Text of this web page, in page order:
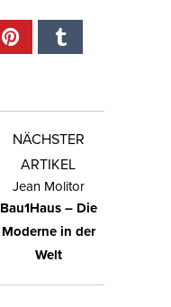
NÄCHSTER
ARTIKEL
Jean Molitor
Bau1Haus – Die
Moderne in der
Welt